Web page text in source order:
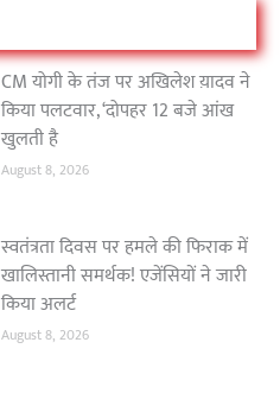
CM योगी के तंज पर अखिलेश य़ादव ने
किया पलटवार, ‘दोपहर 12 बजे आंख
खुलती है
August 8, 2026
स्वतंत्रता दिवस पर हमले की फिराक में
खालिस्तानी समर्थक! एजेंसियों ने जारी
किया अलर्ट
August 8, 2026